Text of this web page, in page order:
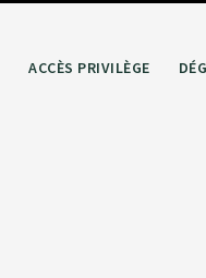
ACCÈS PRIVILÈGE